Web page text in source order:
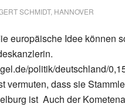
SCHMIDT, HANNOVER
europäische Idee können
politik/deutschland/
vermuten, dass sie
ist Auch der